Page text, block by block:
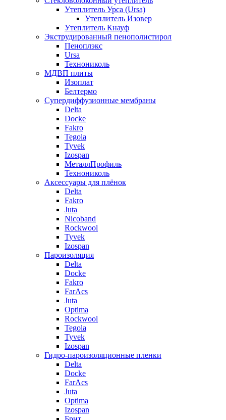
Утеплитель Урса (Ursa)
Утеплитель Изовер
Утеплитель Кнауф
Экструдированный пенополистирол
Пеноплэкс
Ursa
Технониколь
МДВП плиты
Изоплат
Белтермо
Супердиффузионные мембраны
Delta
Docke
Fakro
Tegola
Tyvek
Izospan
МеталлПрофиль
Технониколь
Аксессуары для плёнок
Delta
Fakro
Juta
Nicoband
Rockwool
Tyvek
Izospan
Пароизоляция
Delta
Docke
Fakro
FarAcs
Juta
Optima
Rockwool
Tegola
Tyvek
Izospan
Гидро-пароизоляционные пленки
Delta
Docke
FarAcs
Juta
Optima
Izospan